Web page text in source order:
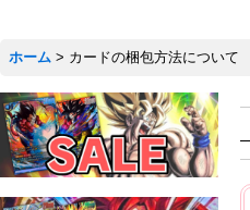
ホーム > カードの梱包方法について